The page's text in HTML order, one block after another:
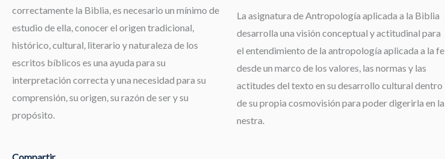
correctamente la Biblia, es necesario un mínimo de
estudio de ella, conocer el origen tradicional,
histórico, cultural, literario y naturaleza de los
escritos bíblicos es una ayuda para su
interpretación correcta y una necesidad para su
comprensión, su origen, su razón de ser y su
propósito.
Compartir
La asignatura de Antropología aplicada a la Biblia
desarrolla una visión conceptual y actitudinal para
el entendimiento de la antropología aplicada a la fe
desde un marco de los valores, las normas y las
actitudes del texto en su desarrollo cultural dentro
de su propia cosmovisión para poder digerirla en la
nestra.